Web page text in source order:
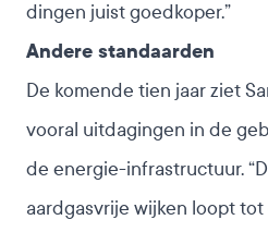
dingen juist goedkoper.”
Andere standaarden
De komende tien jaar ziet
vooral uitdagingen in de
de energie-infrastructuur.
aardgasvrije wijken loopt